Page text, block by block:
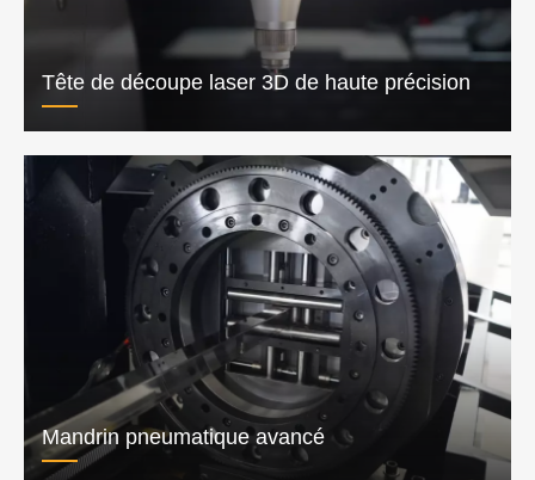
Tête de découpe laser 3D de haute précision
Mandrin pneumatique avancé